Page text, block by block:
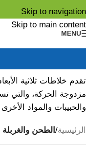
Skip to navigation
Skip to main content
MENU
مزدوجة الحركة،
والحبيبات والمواد
الرئيسية الطحن والغربلة